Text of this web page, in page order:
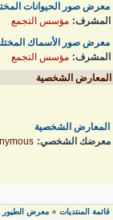
معرض صور الحيوانات
المشرف: مؤسس التجمع
معرض صور الأسماك
المشرف: مؤسس التجمع
المعارض الشخصية
المعارض الشخصية
معرضك الشخصي:
قائمة المنتديات » معرض الطيور